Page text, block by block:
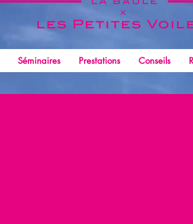
x
les Petites
Séminaires Prestations Conseils